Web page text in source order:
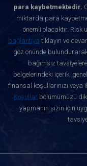
para kaybetmektedir.
miktarda para
önemli olacaktır. Risk
bağlantıya tıklayın ve
göz önünde
bağımsız
belgelerindeki içerik,
finansal koşullarınızı veya
Koşullar bölümümüzü
yapmanın sizin için